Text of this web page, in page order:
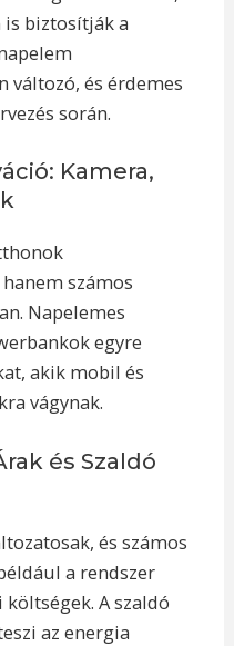
is biztosítják a
változó, és érdemes
során.
Kamera,
számos
Napelemes
egyre
akik mobil és
vágynak.
és Szaldó
és számos
a rendszer
A szaldó
az energia